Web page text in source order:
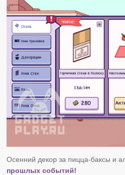
Осенний декор за пицца-баксы и
прошлых событий!